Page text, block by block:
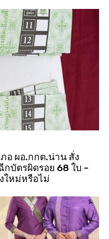
อ ผอ.กกต.น่าน สั่ง
บัตรผิดรอย 68 ใบ –
ใหม่หรือไม่